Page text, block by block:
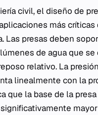
civil, el diseño de
más críticas
Las presas deben
de agua que se
relativo. La
linealmente con la
que la base de la